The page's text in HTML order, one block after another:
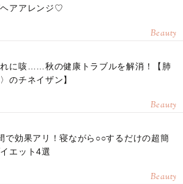
ヘアアレンジ♡
Beauty
に咳……秋の健康トラブルを解消！【肺
〉のチネイザン】
Beauty
で効果アリ！寝ながら○○するだけの超簡
エット4選
Beauty